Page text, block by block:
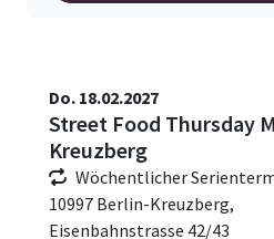
Do. 18.02.2027
Street Food Thursday
Kreuzberg
Wöchentlicher
10997 Berlin-Kreuzberg,
Eisenbahnstrasse 42/43